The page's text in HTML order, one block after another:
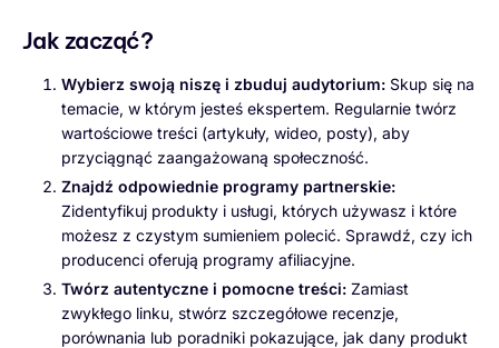
Jak zacząć?
Wybierz swoją niszę i zbuduj audytorium: Skup się na
temacie, w którym jesteś ekspertem. Regularnie twórz
wartościowe treści (artykuły, wideo, posty), aby
przyciągnąć zaangażowaną społeczność.
Znajdź odpowiednie programy partnerskie:
Zidentyfikuj produkty i usługi, których używasz i które
możesz z czystym sumieniem polecić. Sprawdź, czy ich
producenci oferują programy afiliacyjne.
Twórz autentyczne i pomocne treści: Zamiast
zwykłego linku, stwórz szczegółowe recenzje,
porównania lub poradniki pokazujące, jak dany produkt